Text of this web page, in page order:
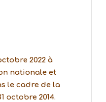
2022 à
nationale et
le cadre de la
octobre 2014.